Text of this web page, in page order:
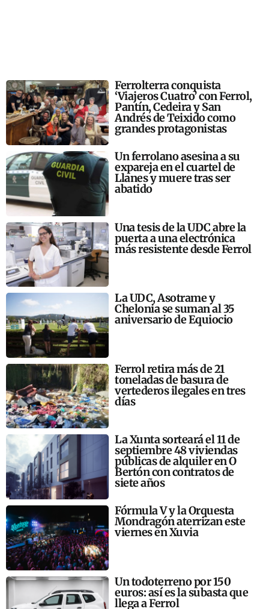
Ferrolterra conquista
‘Viajeros Cuatro’ con Ferrol,
Pantín, Cedeira y San
Andrés de Teixido como
grandes protagonistas
Un ferrolano asesina a su
expareja en el cuartel de
Llanes y muere tras ser
abatido
Una tesis de la UDC abre la
puerta a una electrónica
más resistente desde Ferrol
La UDC, Asotrame y
Chelonia se suman al 35
aniversario de Equiocio
Ferrol retira más de 21
toneladas de basura de
vertederos ilegales en tres
días
La Xunta sorteará el 11 de
septiembre 48 viviendas
públicas de alquiler en O
Bertón con contratos de
siete años
Fórmula V y la Orquesta
Mondragón aterrizan este
viernes en Xuvia
Un todoterreno por 150
euros: así es la subasta que
llega a Ferrol